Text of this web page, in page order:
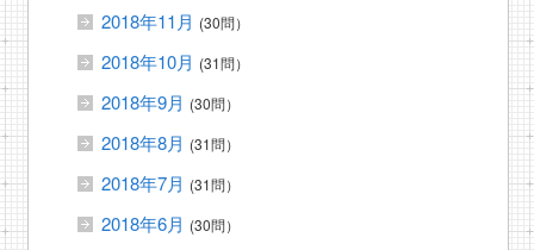
2018年11月 (30問）
2018年10月 (31問）
2018年9月 (30問）
2018年8月 (31問）
2018年7月 (31問）
2018年6月 (30問）